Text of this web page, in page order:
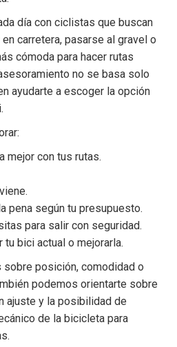
día con ciclistas que buscan
carretera, pasarse al gravel o
cómoda para hacer rutas
no se basa solo
ayudarte a escoger la opción
mejor con tus rutas.
pena según tu presupuesto.
para salir con seguridad.
bici actual o mejorarla.
posición, comodidad o
podemos orientarte sobre
ajuste y la posibilidad de
de la bicicleta para